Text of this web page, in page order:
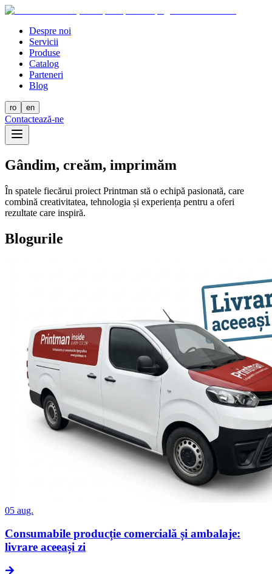
Despre noi
Servicii
Produse
Catalog
Parteneri
Blog
ro en
Contactează-ne
Gândim, creăm, imprimăm
În spatele fiecărui proiect Printman stă o echipă pasionată, care
combină creativitatea, tehnologia și experiența pentru a oferi
rezultate care inspiră.
Blogurile
05 aug.
Consumabile producție comercială și ambalaje:
livrare aceeași zi